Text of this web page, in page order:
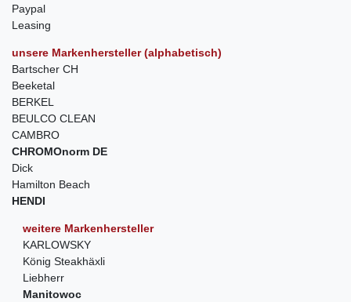
Paypal
Leasing
unsere Markenhersteller (alphabetisch)
Bartscher CH
Beeketal
BERKEL
BEULCO CLEAN
CAMBRO
CHROMOnorm DE
Dick
Hamilton Beach
HENDI
weitere Markenhersteller
KARLOWSKY
König Steakhäxli
Liebherr
Manitowoc